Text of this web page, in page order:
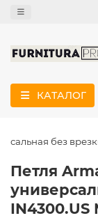
КАТАЛОГ
без
Петля
IN4300.US